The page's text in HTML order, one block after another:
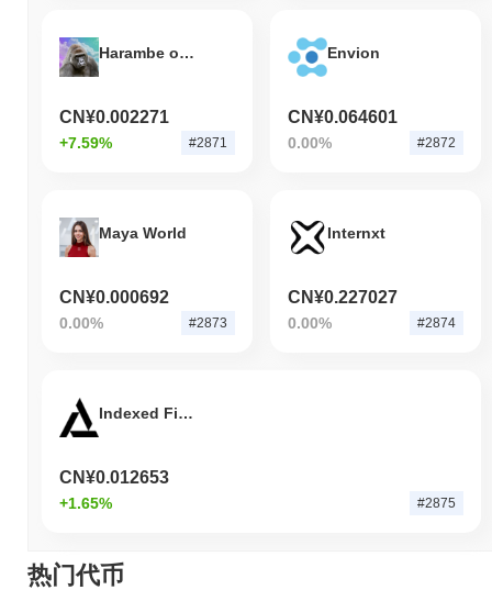
Harambe on Solana
CN¥0.002271
+7.59% #2871
Envion
CN¥0.064601
0.00% #2872
Maya World
CN¥0.000692
0.00% #2873
Internxt
CN¥0.227027
0.00% #2874
Indexed Finance
CN¥0.012653
+1.65% #2875
热门代币